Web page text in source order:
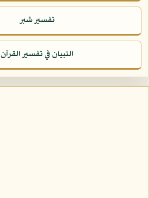
تفسير شبر
التبيان في تفسير القرآن